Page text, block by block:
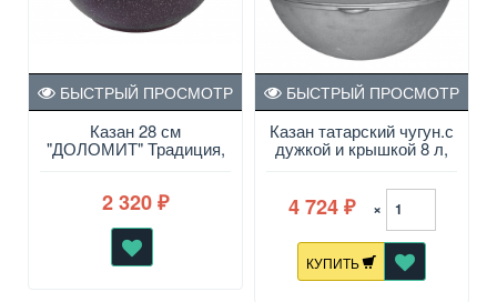
Казан 28 см
"ДОЛОМИТ" Традиция,
а/п, стекл/крышка
БЫСТРЫЙ ПРОСМОТР
2 320 ₽
Казан татарский чугун.с
дужкой и крышкой 8 л,
d=36см
БЫСТРЫЙ ПРОСМОТР
4 724 ₽ ×
КУПИТЬ